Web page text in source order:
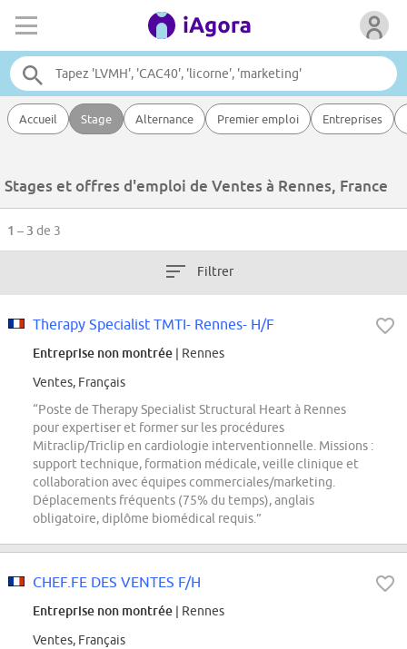
Accueil Stage Alternance Premier emploi Entreprises
Stages et offres d'emploi de Ventes à Rennes, France
1 – 3 de 3
Filtrer
Therapy Specialist TMTI- Rennes- H/F
Entreprise non montrée | Rennes
Ventes, Français
“Poste de Therapy Specialist Structural Heart à Rennes
pour expertiser et former sur les procédures
Mitraclip/Triclip en cardiologie interventionnelle. Missions :
support technique, formation médicale, veille clinique et
collaboration avec équipes commerciales/marketing.
Déplacements fréquents (75% du temps), anglais
obligatoire, diplôme biomédical requis.”
CHEF.FE DES VENTES F/H
Entreprise non montrée | Rennes
Ventes, Français